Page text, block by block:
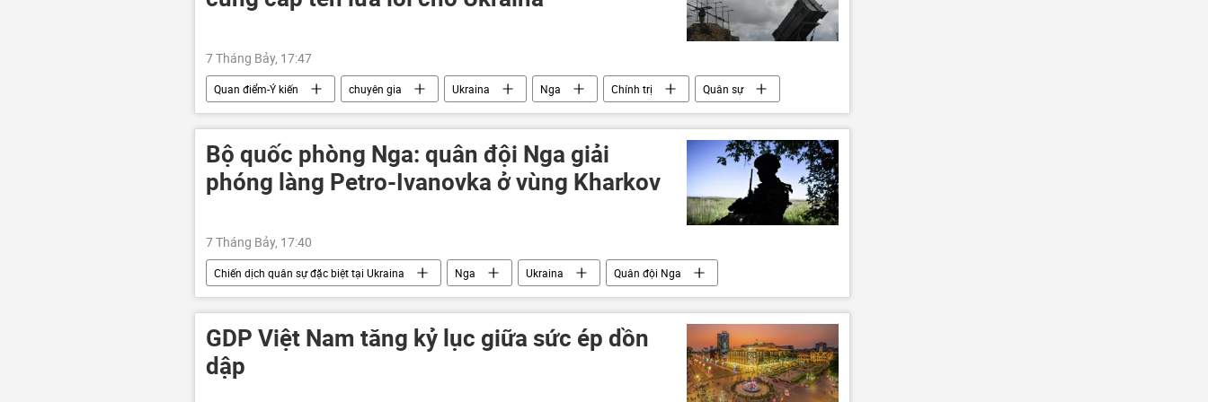
7 Tháng Bảy, 17:47
Quan điểm-Ý kiến chuyên gia Ukraina Nga Chính trị
Quân sự
Chiến dịch quân sự đặc biệt tại Ukraina
Thế giới tên lửa
Bộ quốc phòng Nga: quân đội Nga giải
phóng làng Petro-Ivanovka ở vùng Kharkov
7 Tháng Bảy, 17:40
Chiến dịch quân sự đặc biệt tại Ukraina Nga Ukraina
Quân đội Nga
Quân đội Ukraina
Thế giới Bộ Quốc phòng Nga
xung đột quân sự
Quân sự
quân đội Donbass DNR LNR
Vladimir Putin
Kiev Moskva UAV
Zaporozhye
GDP Việt Nam tăng kỷ lục giữa sức ép dồn
dập